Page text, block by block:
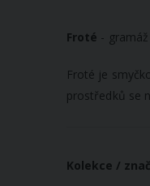
Froté -
Froté je
prostředků se
Více
Kolekce /